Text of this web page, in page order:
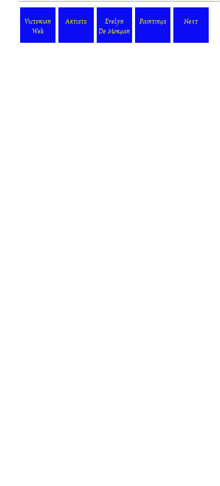
Victorian
Web
Artists
Evelyn
De Morgan
Paintings Next